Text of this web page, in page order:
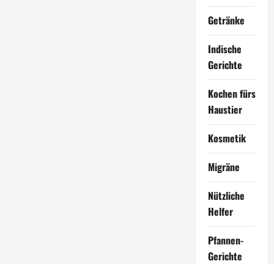
Getränke
Indische
Gerichte
Kochen fürs
Haustier
Kosmetik
Migräne
Nützliche
Helfer
Pfannen-
Gerichte